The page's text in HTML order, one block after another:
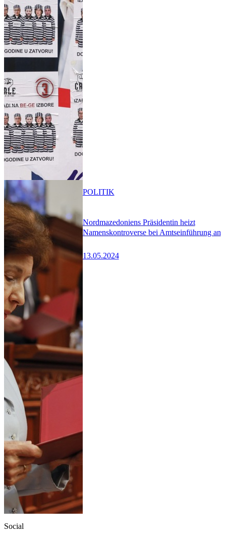
Nordmazedoniens Präsidentin heizt
Namenskontroverse bei Amtseinführung an
13.05.2024
POLITIK
Social